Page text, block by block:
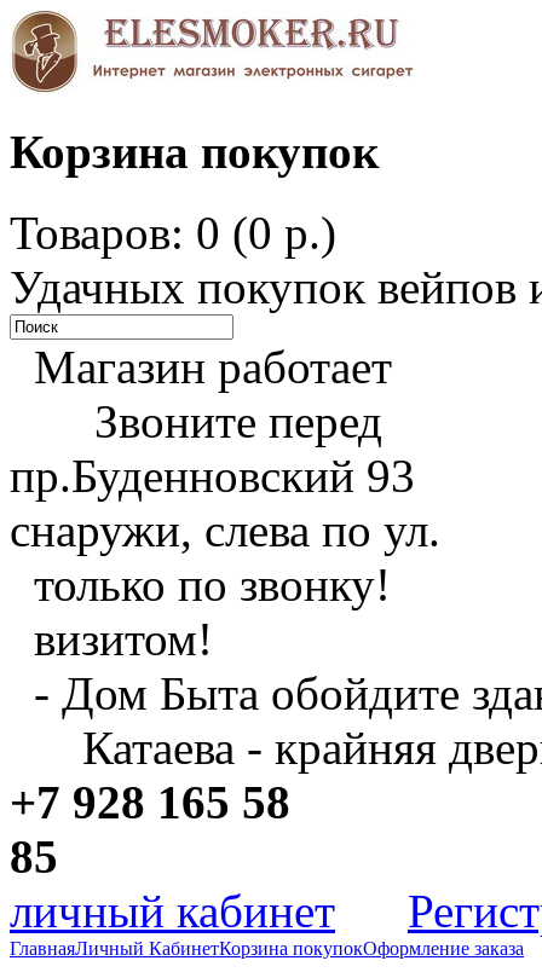
Корзина покупок
Товаров: 0 (0 р.)
Удачных покупок вейпов
Магазин работает
Звоните перед
пр.Буденновский 93
снаружи, слева по ул.
только по звонку!
визитом!
- Дом Быта обойдите
Катаева - крайняя
+7 928 165 58
личный кабинет
ГлавнаяЛичный КабинетКорзина покупокОформление заказа